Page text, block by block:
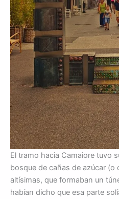
El tramo hacia Camaiore tuvo
bosque de cañas de azúcar
altísimas, que formaban un
habían dicho que esa parte